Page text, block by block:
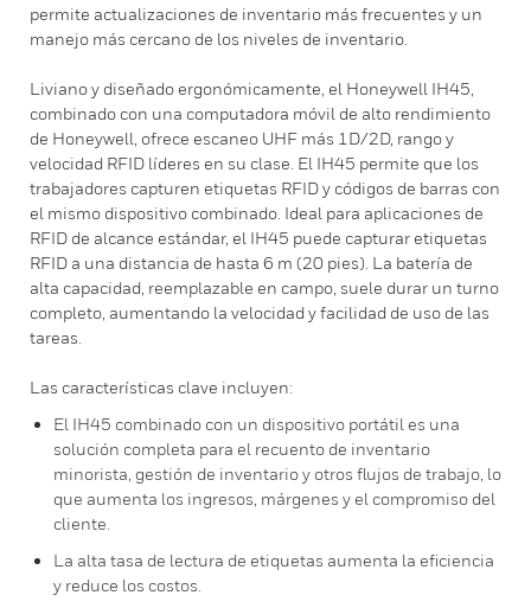
permite actualizaciones de inventario más frecuentes y un
manejo más cercano de los niveles de inventario.
Liviano y diseñado ergonómicamente, el Honeywell IH45,
combinado con una computadora móvil de alto rendimiento
de Honeywell, ofrece escaneo UHF más 1D/2D, rango y
velocidad RFID líderes en su clase. El IH45 permite que los
trabajadores capturen etiquetas RFID y códigos de barras con
el mismo dispositivo combinado. Ideal para aplicaciones de
RFID de alcance estándar, el IH45 puede capturar etiquetas
RFID a una distancia de hasta 6 m (20 pies). La batería de
alta capacidad, reemplazable en campo, suele durar un turno
completo, aumentando la velocidad y facilidad de uso de las
tareas.
Las características clave incluyen:
El IH45 combinado con un dispositivo portátil es una
solución completa para el recuento de inventario
minorista, gestión de inventario y otros flujos de trabajo, lo
que aumenta los ingresos, márgenes y el compromiso del
cliente.
La alta tasa de lectura de etiquetas aumenta la eficiencia
y reduce los costos.